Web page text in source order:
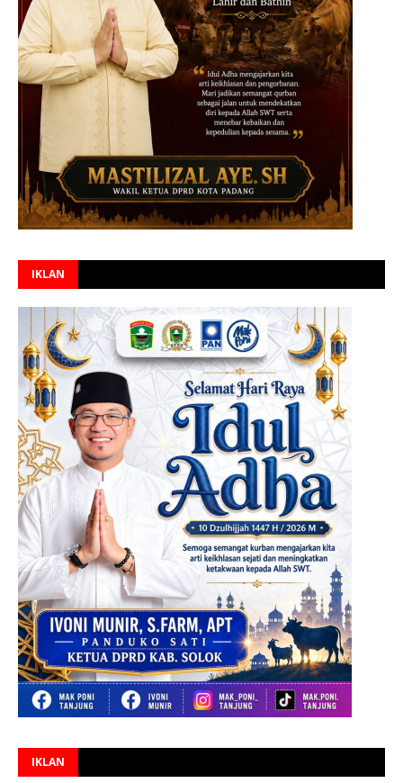
IKLAN
IKLAN